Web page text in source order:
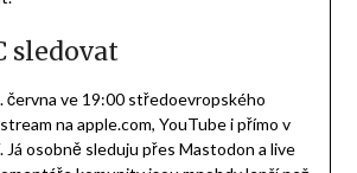
sledovat
června ve 19:00 středoevropského
na apple.com, YouTube i přímo v
Já osobně sleduju přes Mastodon a live